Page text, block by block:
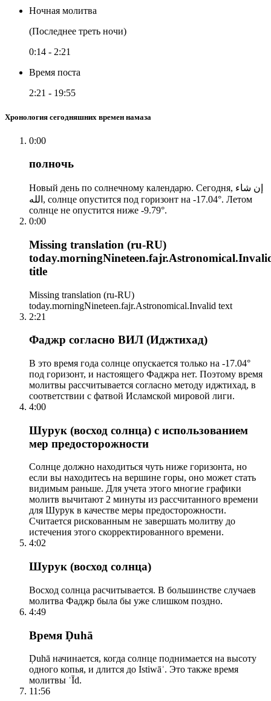
Ночная молитва
(Последнее треть ночи)
0:14 - 2:21
Время поста
2:21 - 19:55
Хронология сегодняшних времен намаза
0:00
полночь
Новый день по солнечному календарю. Сегодня, إن شاء
الله, солнце опустится под горизонт на -17.04°. Летом
солнце не опустится ниже -9.79°.
0:00
Missing translation (ru-RU)
title
Missing translation (ru-RU)
today.morningNineteen.fajr.Astronomical.Invalid text
2:21
Фаджр согласно ВИЛ (Иджтихад)
В это время года солнце опускается только на -17.04°
под горизонт, и настоящего Фаджра нет. Поэтому время
молитвы рассчитывается согласно методу иджтихад, в
соответствии с фатвой Исламской мировой лиги.
4:00
Шурук (восход солнца) с использованием
мер предосторожности
Солнце должно находиться чуть ниже горизонта, но
если вы находитесь на вершине горы, оно может стать
видимым раньше. Для учета этого многие графики
молитв вычитают 2 минуты из рассчитанного времени
для Шурук в качестве меры предосторожности.
Считается рискованным не завершать молитву до
истечения этого скорректированного времени.
4:02
Шурук (восход солнца)
Восход солнца расчитывается. В большинстве случаев
молитва Фаджр была бы уже слишком поздно.
4:49
Время Ḍuhā
Ḍuhā начинается, когда солнце поднимается на высоту
одного копья, и длится до Istiwāʾ. Это также время
молитвы ʿĪd.
11:56